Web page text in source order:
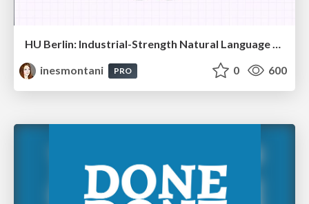
HU Berlin: Industrial-Strength Natural Language Processing with spaCy and Prodigy
inesmontani
PRO 0 600